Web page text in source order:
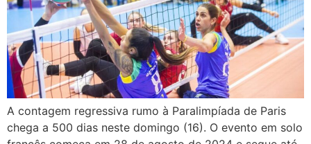
A contagem regressiva rumo à Paralimpíada de Paris
chega a 500 dias neste domingo (16). O evento em solo